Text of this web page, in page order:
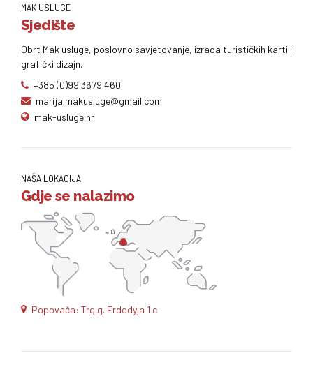
MAK USLUGE
Sjedište
Obrt Mak usluge, poslovno savjetovanje, izrada turističkih karti i
grafički dizajn.
+385 (0)99 3679 460
marija.makusluge@gmail.com
mak-usluge.hr
NAŠA LOKACIJA
Gdje se nalazimo
Popovača: Trg g. Erdodyja 1 c